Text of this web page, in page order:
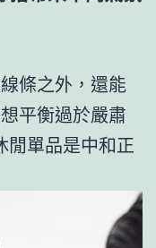
條之外，還能
平衡過於嚴肅
閒單品是中和正